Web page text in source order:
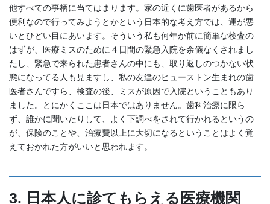
他すべての事柄に当てはまります。家の近くに歯医者があるから
便利なので行ってみようとかという日本的な考え方では、運が悪
いとひどい目にあいます。そういう私も何年か前に簡単な検査の
はずが、医療ミスのために４日間の緊急入院を余儀なくされまし
たし、緊急で来られた患者さんの中にも、取り返しのつかない状
態になってる人も見ますし、私の友達のヒューストン生まれの歯
医者さんですら、検査の後、ミスが原因で入院ということもあり
ました。とにかくここは日本ではありません。歯科治療に限ら
ず、誰かに聞いたりして、よく下調べをされて行かれるというの
が、保険のことや、治療費以上に大切になるということはよく覚
えておかれた方がいいと思われます。
3. 日本人に診てもらえる医療機関